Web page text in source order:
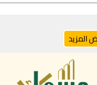
المزيد